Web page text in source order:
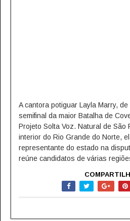
A cantora potiguar Layla Marry,
semifinal da maior Batalha de
Projeto Solta Voz. Natural de São
interior do Rio Grande do Norte,
representante do estado na
reúne candidatos de várias